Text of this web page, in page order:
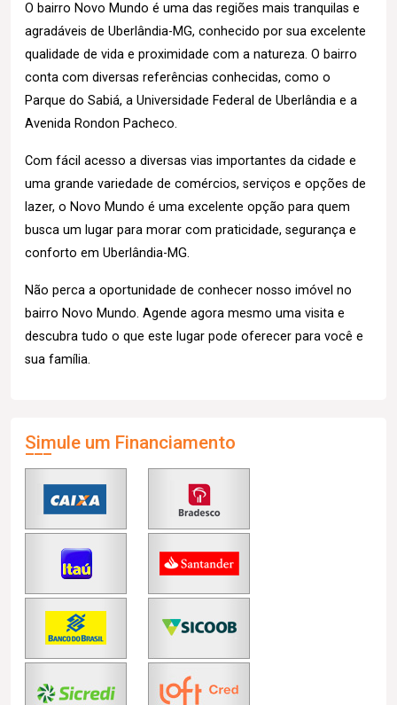
O bairro Novo Mundo é uma das regiões mais tranquilas e
agradáveis de Uberlândia-MG, conhecido por sua excelente
qualidade de vida e proximidade com a natureza. O bairro
conta com diversas referências conhecidas, como o
Parque do Sabiá, a Universidade Federal de Uberlândia e a
Avenida Rondon Pacheco.
Com fácil acesso a diversas vias importantes da cidade e
uma grande variedade de comércios, serviços e opções de
lazer, o Novo Mundo é uma excelente opção para quem
busca um lugar para morar com praticidade, segurança e
conforto em Uberlândia-MG.
Não perca a oportunidade de conhecer nosso imóvel no
bairro Novo Mundo. Agende agora mesmo uma visita e
descubra tudo o que este lugar pode oferecer para você e
sua família.
Simule um Financiamento